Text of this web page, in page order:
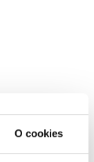
O cookies